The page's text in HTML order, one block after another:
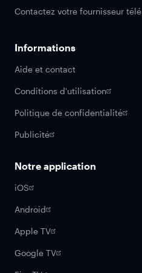
Contactez votre fournisseur télé
Informations
Aide et contact
Conditions d'utilisation
Politique de confidentialité
Publicité
Notre application
iOS
Android
Apple TV
Google TV